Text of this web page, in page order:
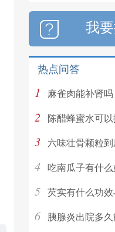
我
热点问答
1 麻雀肉能补肾吗
2 陈醋蜂蜜水可
3 六味壮骨颗粒
4 吃南瓜子有什么
5 芡实有什么功效
6 胰腺炎出院多